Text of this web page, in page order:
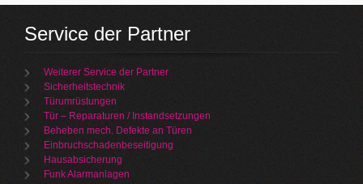
Service der Partner
Weiterer Service der Partner
Sicherheitstechnik
Türumrüstungen
Tür – Reparaturen / Instandsetzungen
Beheben mech. Defekte an Türen
Einbruchschadenbeseitigung
Hausabsicherung
Funk Alarmanlagen